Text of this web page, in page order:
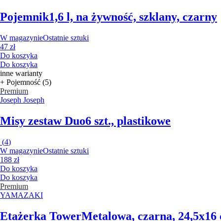
Pojemnik1,6 l, na żywność, szklany, czarny
W magazynieOstatnie sztuki
47 zł
Do koszyka
Do koszyka
inne warianty
+ Pojemność (5)
Premium
Joseph Joseph
Misy zestaw Duo6 szt., plastikowe
(4)
W magazynieOstatnie sztuki
188 zł
Do koszyka
Do koszyka
Premium
YAMAZAKI
Etażerka TowerMetalowa, czarna, 24,5x16